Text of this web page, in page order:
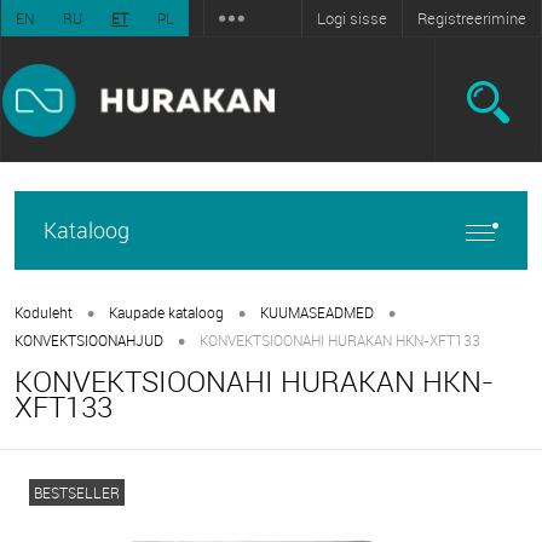
EN RU ET PL Logi sisse Registreerimine
Kataloog
Koduleht • Kaupade kataloog • KUUMASEADMED •
KONVEKTSIOONAHJUD • KONVEKTSIOONAHI HURAKAN HKN-XFT133
KONVEKTSIOONAHI HURAKAN HKN-
XFT133
BESTSELLER